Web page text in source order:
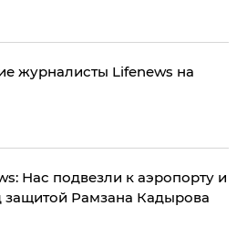
журналисты Lifenews на
Нас подвезли к аэропорту и
защитой Рамзана Кадырова